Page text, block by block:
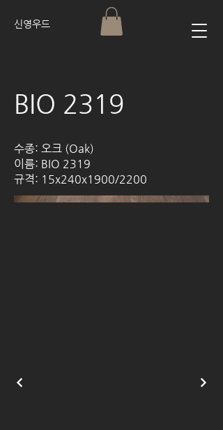
신영우드
BIO 2319
수종: 오크 (Oak)
이름: BIO 2319
규격: 15x240x1900/2200